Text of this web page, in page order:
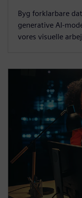
Byg forklarbare
generative AI-
vores visuelle